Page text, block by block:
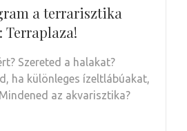
a terrarisztika
Terraplaza!
Szereted a halakat?
ha különleges ízeltlábúakat,
az akvarisztika?